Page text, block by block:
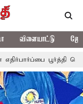
விளையாட்டு
செய்யாத பட்ஜெட்;